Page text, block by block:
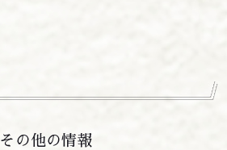
その他の情報